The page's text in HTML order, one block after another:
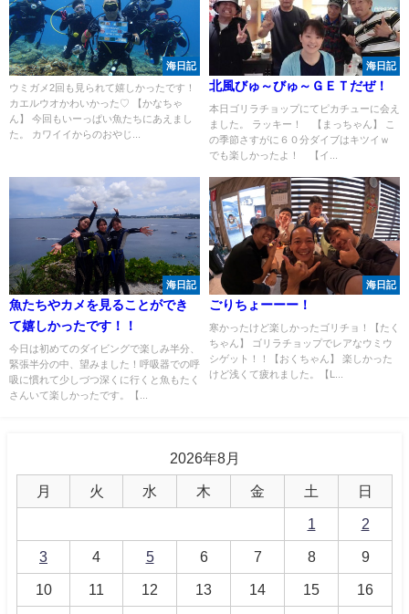
海日記
ウミガメ2回も見られて嬉しかったです！
カエルウオかわいかった♡ 【かなちゃ
ん】 今回もいーっぱい魚たちにあえまし
た。 カワイイからのおやじ...
海日記
北風びゅ～びゅ～ＧＥＴだぜ！
本日ゴリラチョップにてピカチューに会え
ました。 ラッキー！ 【まっちゃん】 こ
の季節さすがに６０分ダイブはキツイｗ
でも楽しかったよ！ 【イ...
海日記
魚たちやカメを見ることができ
て嬉しかったです！！
今日は初めてのダイビングで楽しみ半分、
緊張半分の中、望みました！呼吸器での呼
吸に慣れて少しづつ深くに行くと魚もたく
さんいて楽しかったです。【...
海日記
ごりちょーーー！
寒かったけど楽しかったゴリチョ！【たく
ちゃん】 ゴリラチョップでレアなウミウ
シゲット！！【おくちゃん】 楽しかった
けど浅くて疲れました。【L...
2026年8月
月 火 水 木 金 土 日
1 2
3 4 5 6 7 8 9
10 11 12 13 14 15 16